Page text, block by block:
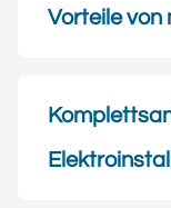
Vorteile von